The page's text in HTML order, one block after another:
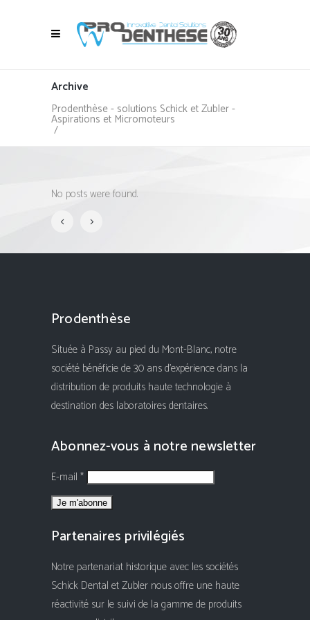
Archive
Prodenthèse - solutions Schick et Zubler -
Aspirations et Micromoteurs
/
No posts were found.
Prodenthèse
Située à Passy au pied du Mont-Blanc, notre
société bénéficie de 30 ans d'expérience dans la
distribution de produits haute technologie à
destination des laboratoires dentaires.
Abonnez-vous à notre newsletter
E-mail *
Partenaires privilégiés
Notre partenariat historique avec les sociétés
Schick Dental et Zubler nous offre une haute
réactivité sur le suivi de la gamme de produits